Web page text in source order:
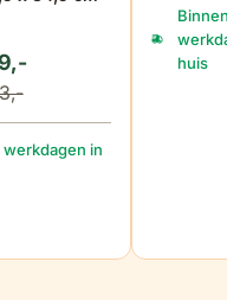
werkdagen in
huis